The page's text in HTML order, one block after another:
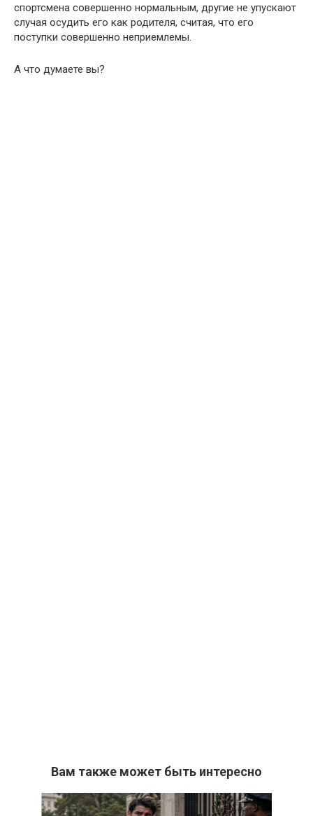
спортсмена совершенно нормальным, другие не упускают
случая осудить его как родителя, считая, что его
поступки совершенно неприемлемы.
А что думаете вы?
Вам также может быть интересно